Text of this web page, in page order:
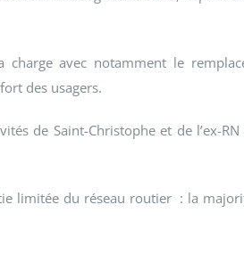
avec notamment le
des usagers.
de Saint-Christophe et de l’ex-
limitée du réseau routier : la